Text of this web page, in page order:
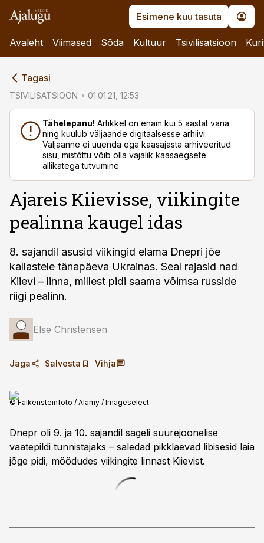
Esimene kuu tasuta
Avaleht Viimased Sõda Kultuur Tsivilisatsioon
Tagasi
TSIVILISATSIOON 01.01.21, 12:53
Tähelepanu! Artikkel on enam kui 5 aastat vana
ning kuulub väljaande digitaalsesse arhiivi.
Väljaanne ei uuenda ega kaasajasta arhiveeritud
sisu, mistõttu võib olla vajalik kaasaegsete
allikatega tutvumine
Ajareis Kiievisse, viikingite
pealinna kaugel idas
8. sajandil asusid viikingid elama Dnepri jõe
kallastele tänapäeva Ukrainas. Seal rajasid nad
Kiievi – linna, millest pidi saama võimsa russide
riigi pealinn.
Else Christensen
Jaga Salvesta Vihja
© Falkensteinfoto / Alamy / Imageselect
Dnepr oli 9. ja 10. sajandil sageli suurejoonelise
vaatepildi tunnistajaks – saledad pikklaevad libisesid laia
jõge pidi, möödudes viikingite linnast Kiievist.